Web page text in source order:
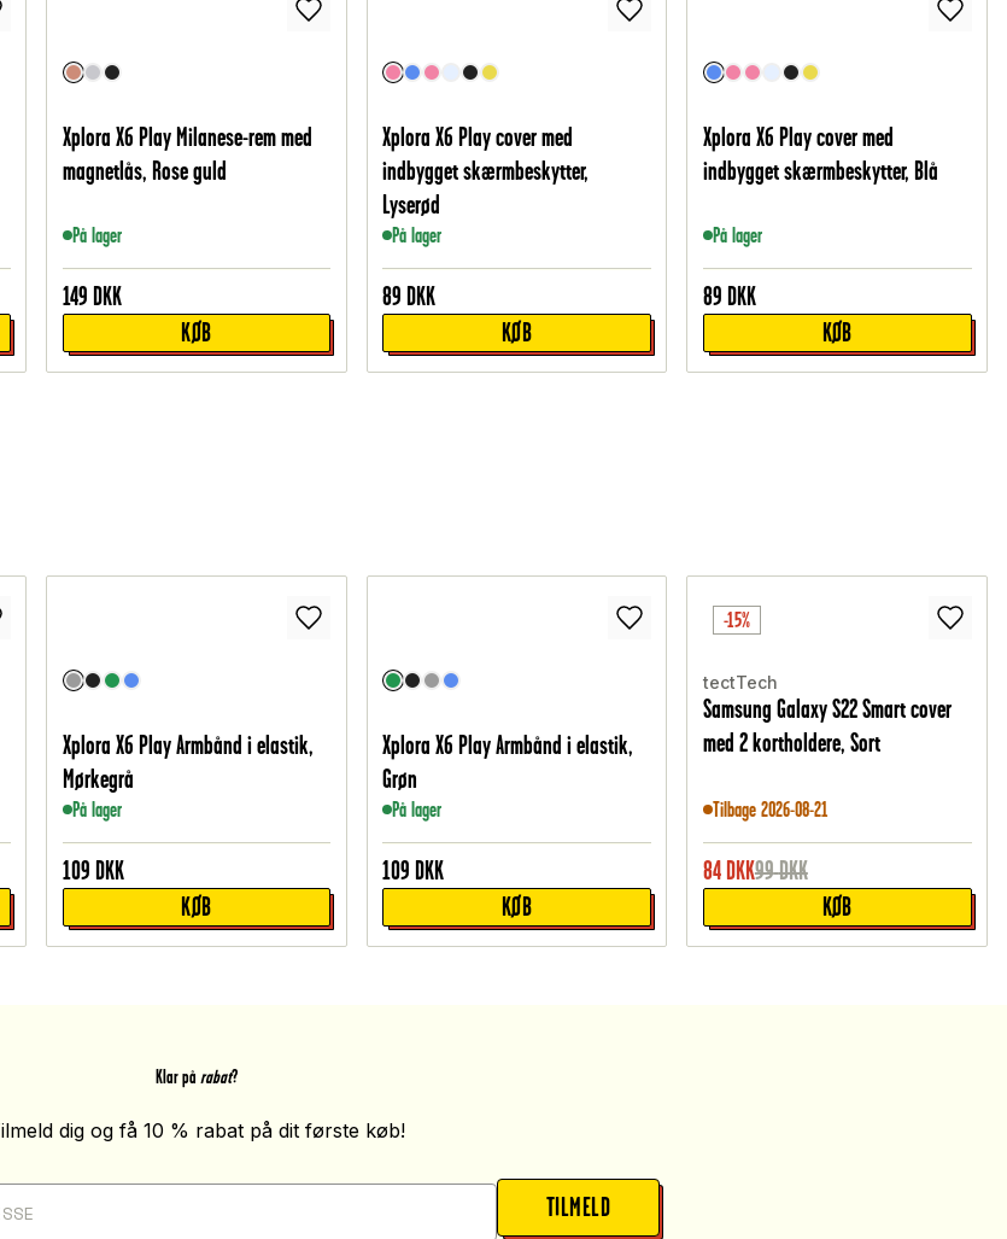
Xplora X6 Play Milanese-rem med
magnetlås, Rose guld
På lager
149 DKK
KØB
Xplora X6 Play cover med
indbygget skærmbeskytter,
Lyserød
På lager
89 DKK
KØB
Xplora X6 Play cover med
indbygget skærmbeskytter, Blå
På lager
89 DKK
KØB
Xplora X6 Play Armbånd i elastik,
Mørkegrå
På lager
109 DKK
KØB
Xplora X6 Play Armbånd i elastik,
Grøn
På lager
109 DKK
KØB
-15%
tectTech
Samsung Galaxy S22 Smart cover
med 2 kortholdere, Sort
Tilbage 2026-08-21
84 DKK99DKK
KØB
Klar på rabat?
dig og få 10 % rabat på dit første køb!
TILMELD